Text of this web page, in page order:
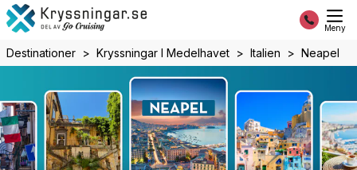
Meny
Destinationer Kryssningar I Medelhavet Italien Neapel